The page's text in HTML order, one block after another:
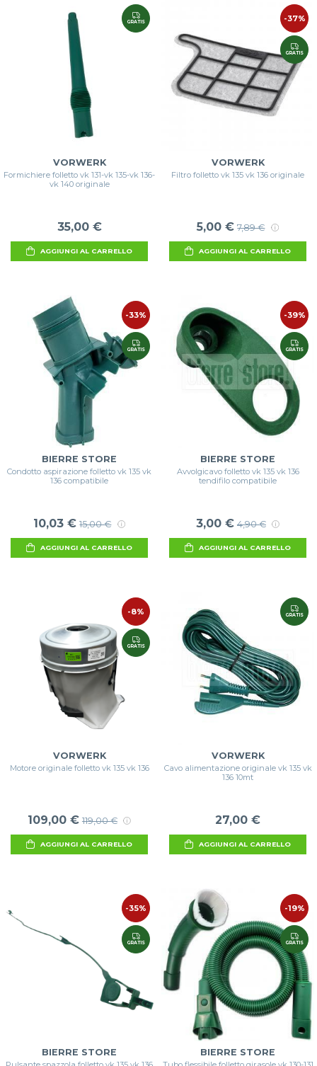
GRATIS
VORWERK
Formichiere folletto vk 131-vk 135-vk 136-
vk 140 originale
35,00 €
AGGIUNGI AL CARRELLO
-37%
GRATIS
VORWERK
Filtro folletto vk 135 vk 136 originale
5,00 € 7,89 €
AGGIUNGI AL CARRELLO
-33%
GRATIS
BIERRE STORE
Condotto aspirazione folletto vk 135 vk
136 compatibile
10,03 € 15,00 €
AGGIUNGI AL CARRELLO
-39%
GRATIS
BIERRE STORE
Avvolgicavo folletto vk 135 vk 136
tendifilo compatibile
3,00 € 4,90 €
AGGIUNGI AL CARRELLO
-8%
GRATIS
VORWERK
Motore originale folletto vk 135 vk 136
109,00 € 119,00 €
AGGIUNGI AL CARRELLO
GRATIS
VORWERK
Cavo alimentazione originale vk 135 vk
136 10mt
27,00 €
AGGIUNGI AL CARRELLO
-35%
GRATIS
BIERRE STORE
-19%
GRATIS
BIERRE STORE